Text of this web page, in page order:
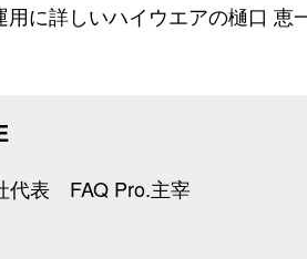
用に詳しいハイウエアの樋口
代表 FAQ Pro.主宰